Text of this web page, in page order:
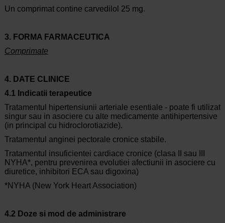
Un comprimat contine carvedilol 25 mg.
3. FORMA FARMACEUTICA
Comprimate
4. DATE CLINICE
4.1 Indicatii terapeutice
Tratamentul hipertensiunii arteriale esentiale - poate fi utilizat
singur sau in asociere cu alte medicamente antihipertensive
(in principal cu hidroclorotiazide).
Tratamentul anginei pectorale cronice stabile.
Tratamentul insuficientei cardiace cronice (clasa II sau III
NYHA*, pentru prevenirea evolutiei afectiunii in asociere cu
diuretice, inhibitori ECA sau digoxina)
*NYHA (New York Heart Association)
4.2 Doze si mod de administrare